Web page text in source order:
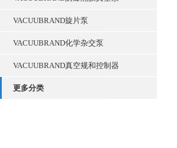
VACUUBRAND旋片泵
VACUUBRAND化学杂交泵
VACUUBRAND真空规和控制器
更多分类